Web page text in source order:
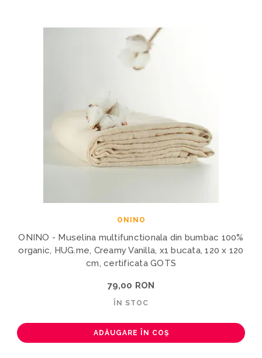
ONINO
ONINO - Muselina multifunctionala din bumbac 100%
organic, HUG.me, Creamy Vanilla, x1 bucata, 120 x 120
cm, certificata GOTS
79,00 RON
ÎN STOC
ADĂUGARE ÎN COȘ